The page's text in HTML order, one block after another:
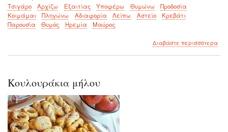
Τσιγάρο
Αρχίζω Εξαιτίας Υποφέρω Θυμώνω
Προδοσία
Κοιμάμαι
Πληγώνω Αδιαφορία Λείπω Αστείο
Κρεβάτι
Παρουσία
Θυμός Ηρεμία Μαύρος
Διαβάστε περισσότεραγια
Κουλουράκια μήλου